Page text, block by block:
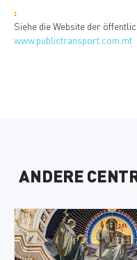
:
Siehe die Website der
www.publictransport.com.mt
ANDERE